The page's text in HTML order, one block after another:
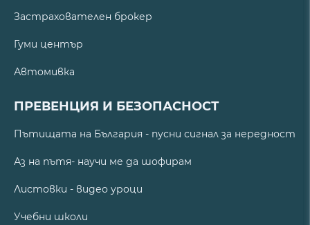
Застрахователен брокер
Гуми център
Автомивка
ПРЕВЕНЦИЯ И БЕЗОПАСНОСТ
Пътищата на България - пусни сигнал за нередност
Аз на пътя- научи ме да шофирам
Листовки - видео уроци
Учебни школи